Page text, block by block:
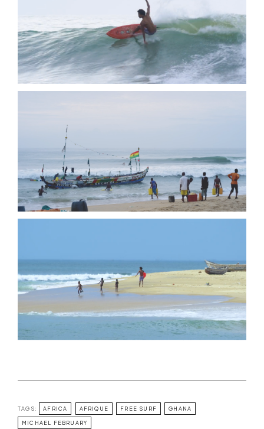
TAGS: AFRICA AFRIQUE FREE SURF GHANA
MICHAEL FEBRUARY